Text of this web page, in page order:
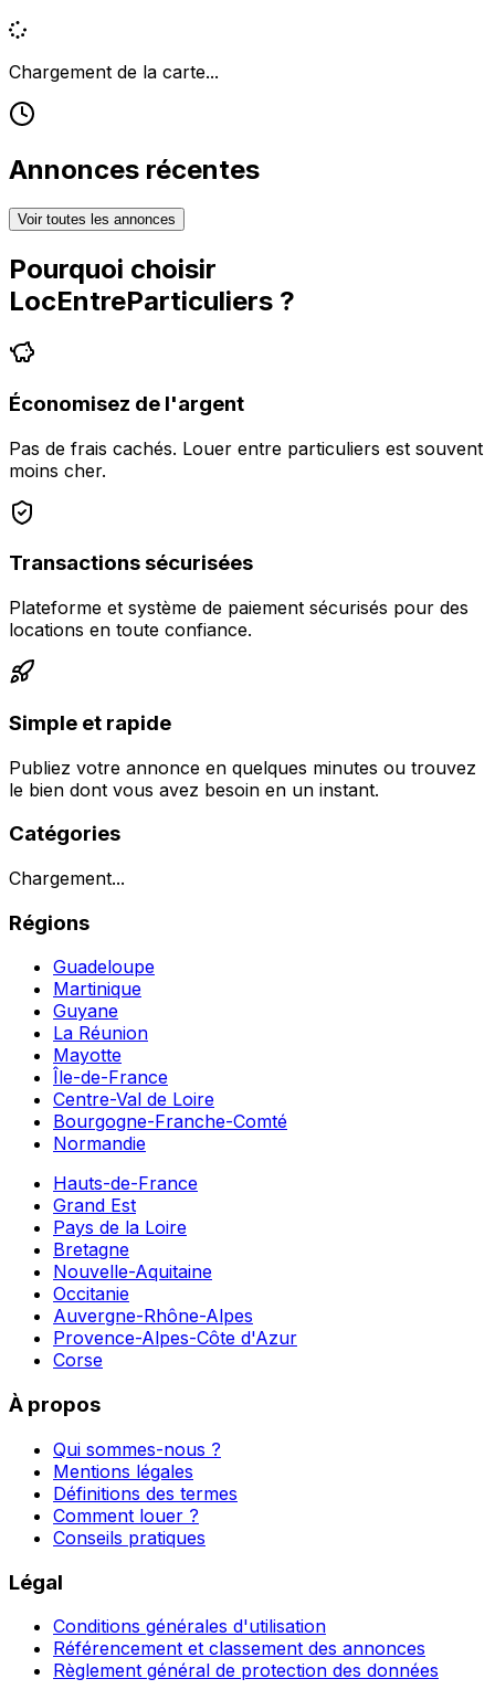
Chargement de la carte...
Annonces récentes
Voir toutes les annonces
Pourquoi choisir
LocEntreParticuliers ?
Économisez de l'argent
Pas de frais cachés. Louer entre particuliers est souvent
moins cher.
Transactions sécurisées
Plateforme et système de paiement sécurisés pour des
locations en toute confiance.
Simple et rapide
Publiez votre annonce en quelques minutes ou trouvez
le bien dont vous avez besoin en un instant.
Catégories
Chargement...
Régions
Guadeloupe
Martinique
Guyane
La Réunion
Mayotte
Île-de-France
Centre-Val de Loire
Bourgogne-Franche-Comté
Normandie
Hauts-de-France
Grand Est
Pays de la Loire
Bretagne
Nouvelle-Aquitaine
Occitanie
Auvergne-Rhône-Alpes
Provence-Alpes-Côte d'Azur
Corse
À propos
Qui sommes-nous ?
Mentions légales
Définitions des termes
Comment louer ?
Conseils pratiques
Légal
Conditions générales d'utilisation
Référencement et classement des annonces
Règlement général de protection des données